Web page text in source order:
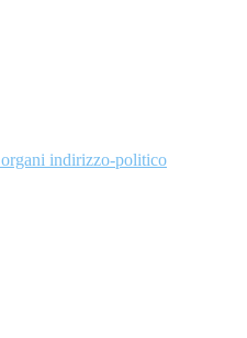
indirizzo-politico